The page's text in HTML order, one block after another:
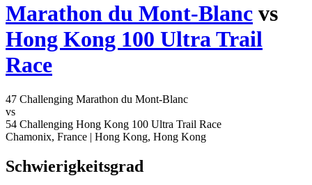
Marathon du Mont-Blanc vs
Hong Kong 100 Ultra Trail
Race
47 Challenging Marathon du Mont-Blanc
vs
54 Challenging Hong Kong 100 Ultra Trail Race
Chamonix, France | Hong Kong, Hong Kong
Schwierigkeitsgrad